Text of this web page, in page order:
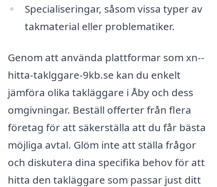
Specialiseringar, såsom vissa typer av
takmaterial eller problematiker.
Genom att använda plattformar som xn--
hitta-taklggare-9kb.se kan du enkelt
jämföra olika takläggare i Åby och dess
omgivningar. Beställ offerter från flera
företag för att säkerställa att du får bästa
möjliga avtal. Glöm inte att ställa frågor
och diskutera dina specifika behov för att
hitta den takläggare som passar just ditt